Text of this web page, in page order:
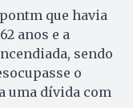
que havia
anos e a
sendo
o
uma dívida com